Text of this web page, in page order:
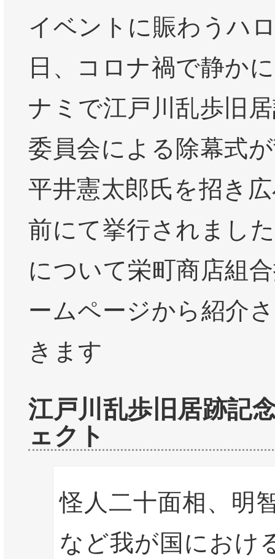
イベントに賑わうハ
日、コロナ禍で静か
ナミで江戸川乱歩旧
委員会による除幕式
平井憲太郎氏を招き
前にて挙行されまし
について栄町商店組
ームページから紹介
きます
江戸川乱歩旧居跡記
ェクト
怪人二十面相、明
など我が国におけ